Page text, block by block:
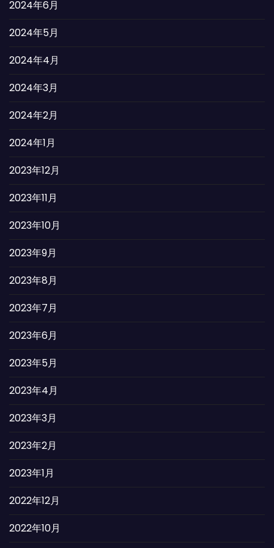
2024年6月
2024年5月
2024年4月
2024年3月
2024年2月
2024年1月
2023年12月
2023年11月
2023年10月
2023年9月
2023年8月
2023年7月
2023年6月
2023年5月
2023年4月
2023年3月
2023年2月
2023年1月
2022年12月
2022年10月